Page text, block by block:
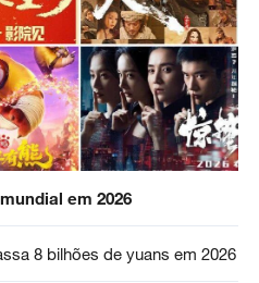
em 2026
8 bilhões de yuans em 2026